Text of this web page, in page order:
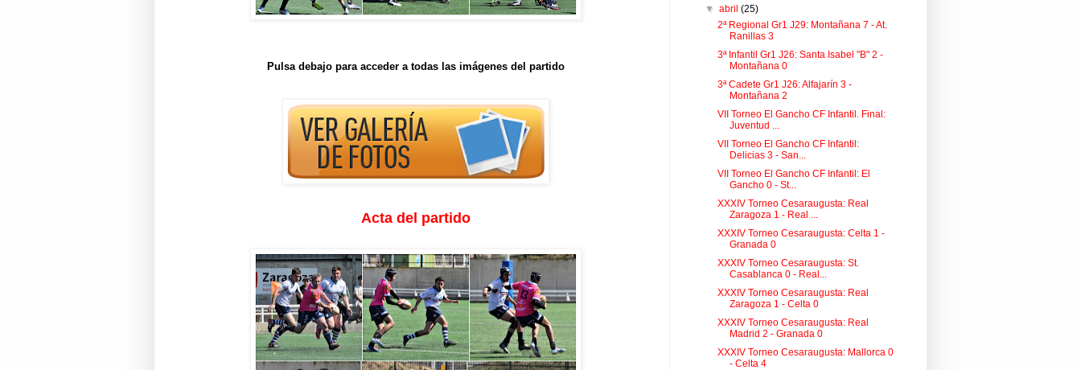
Pulsa debajo para acceder a todas las imágenes del partido
Acta del partido
▼abril(25)
2ª Regional Gr1 J29: Montañana 7 - At.
Ranillas 3
3ª Infantil Gr1 J26: Santa Isabel "B" 2 -
Montañana 0
3ª Cadete Gr1 J26: Alfajarín 3 -
Montañana 2
VII Torneo El Gancho CF Infantil. Final:
Juventud ...
VII Torneo El Gancho CF Infantil:
Delicias 3 - San...
VII Torneo El Gancho CF Infantil: El
Gancho 0 - St...
XXXIV Torneo Cesaraugusta: Real
Zaragoza 1 - Real ...
XXXIV Torneo Cesaraugusta: Celta 1 -
Granada 0
XXXIV Torneo Cesaraugusta: St.
Casablanca 0 - Real...
XXXIV Torneo Cesaraugusta: Real
Zaragoza 1 - Celta 0
XXXIV Torneo Cesaraugusta: Real
Madrid 2 - Granada 0
XXXIV Torneo Cesaraugusta: Mallorca 0
- Celta 4